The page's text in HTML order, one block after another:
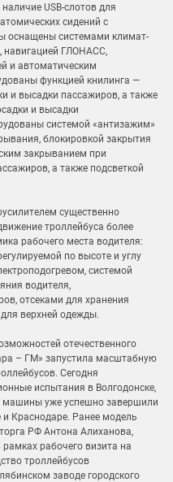
USB-слотов для
сидений с
системами климат-
навигацией ГЛОНАСС,
и автоматическим
функцией книлинга —
и высадки пассажиров, а также
и высадки
системой «антизажим»
блокировкой закрытия
закрыванием при
а также подсветкой
существенно
троллейбуса более
рабочего места водителя:
по высоте и углу
системой
водителя,
отсеками для хранения
верхней одежды.
отечественного
– ГМ» запустила масштабную
Сегодня
испытания в Волгодонске,
машины уже успешно завершили
Краснодаре. Ранее модель
РФ Антона Алиханова,
рабочего визита на
троллейбусов
заводе городского